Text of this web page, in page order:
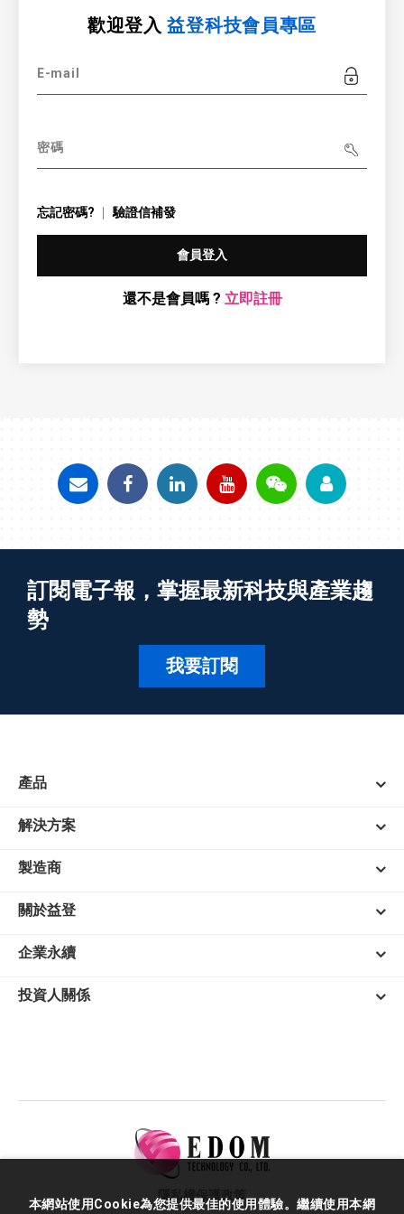
歡迎登入益登科技會員專區
E-mail
密碼
忘記密碼? 驗證信補發
會員登入
還不是會員嗎 ? 立即註冊
訂閱電子報，掌握最新科技與產業趨
勢
我要訂閱
產品
解決方案
製造商
關於益登
企業永續
投資人關係
隱私權保護政策
本網站使用Cookie為您提供最佳的使用體驗。繼續使用本網